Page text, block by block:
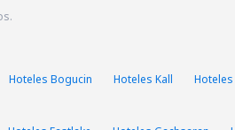
Hoteles Bogucin Hoteles Kall
Hoteles